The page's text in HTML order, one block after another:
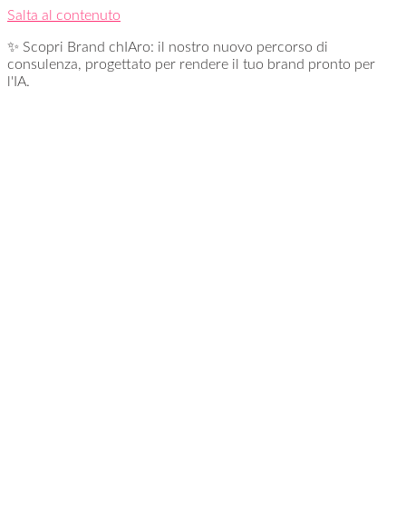
Salta al contenuto
✨ Scopri Brand chIAro: il nostro nuovo percorso di
consulenza, progettato per rendere il tuo brand pronto per
l'IA.